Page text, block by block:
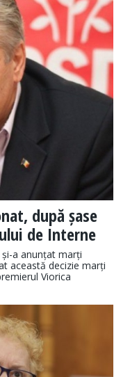
după șase
de Interne
a anunțat marți
această decizie marți
Viorica